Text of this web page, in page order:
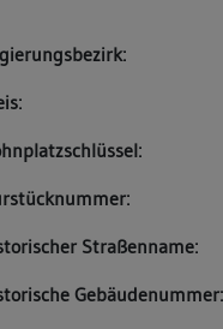
Straßenname:
Gebäudenummer: